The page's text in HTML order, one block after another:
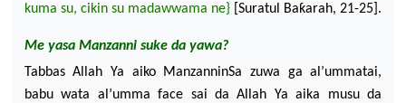
kuma su, cikin su madawwama ne}[Suratul Baƙarah, 21-25].
Me yasa Manzanni suke da yawa?
Tabbas Allah Ya aiko ManzanninSa zuwa ga al’ummatai,
babu wata al’umma face sai da Allah Ya aika musu da